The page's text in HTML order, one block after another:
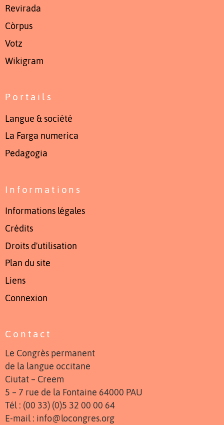
Revirada
Còrpus
Votz
Wikigram
Portails
Langue & société
La Farga numerica
Pedagogia
Informations
Informations légales
Crédits
Droits d'utilisation
Plan du site
Liens
Connexion
Contact
Le Congrès permanent
de la langue occitane
Ciutat – Creem
5 – 7 rue de la Fontaine 64000 PAU
Tél : (00 33) (0)5 32 00 00 64
E-mail : info@locongres.org